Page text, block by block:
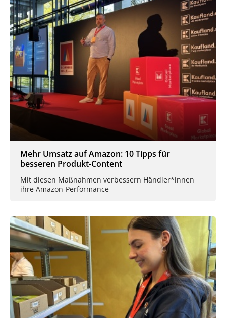
Mehr Umsatz auf Amazon: 10 Tipps für
besseren Produkt-Content
Mit diesen Maßnahmen verbessern Händler*innen
ihre Amazon-Performance